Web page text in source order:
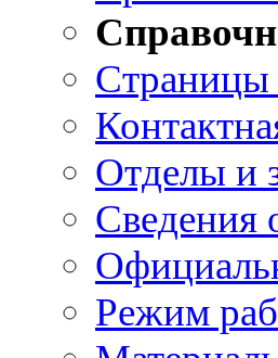
Страницы
Отделы и
Сведения
Режим